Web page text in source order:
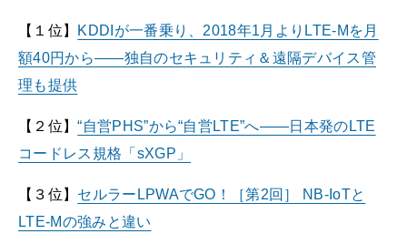
【１位】
KDDIが一番乗り、2018年1月よりLTE-Mを月
額40円から――独自のセキュリティ＆遠隔デバイス管
理も提供
【２位】“自営PHS”から“自営LTE”へ――日本発のLTE
コードレス規格「sXGP」
【３位】 セルラーLPWAでGO！［第2回］ NB-IoTと
LTE-Mの強みと違い